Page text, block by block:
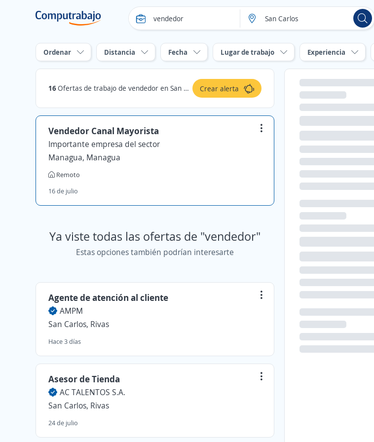
Ordenar Distancia Fecha Lugar de trabajo Experiencia
16Ofertas de trabajo de vendedor en San Carlos, Rivas Crear alerta
Vendedor Canal Mayorista
Importante empresa del sector
Managua, Managua
Remoto
16 de julio
Ya viste todas las ofertas de "vendedor"
Estas opciones también podrían interesarte
Agente de atención al cliente
AMPM
San Carlos, Rivas
Hace 3 días
Asesor de Tienda
AC TALENTOS S.A.
San Carlos, Rivas
24 de julio